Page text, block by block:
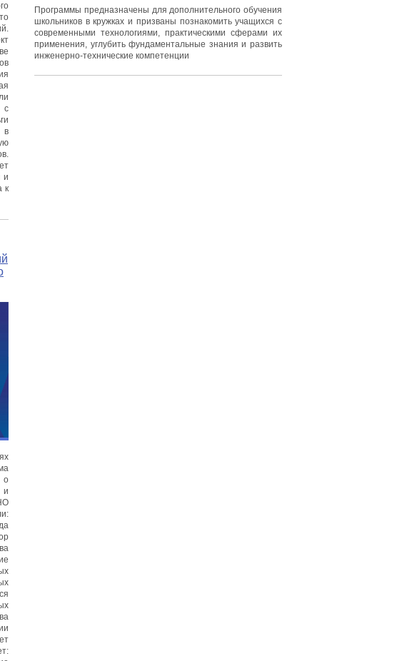
с
в
и
к
о
и
Программы предназначены для дополнительного обучения
школьников в кружках и призваны познакомить учащихся с
современными технологиями, практическими сферами их
применения, углубить фундаментальные знания и развить
инженерно-технические компетенции